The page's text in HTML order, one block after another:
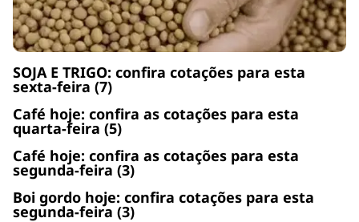
SOJA E TRIGO: confira cotações para esta
sexta-feira (7)
Café hoje: confira as cotações para esta
quarta-feira (5)
Café hoje: confira as cotações para esta
segunda-feira (3)
Boi gordo hoje: confira cotações para esta
segunda-feira (3)